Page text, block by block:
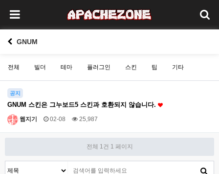
GNUM
전체 빌더 테마 플러그인 스킨 팁 기타
공지
GNUM 스킨은 그누보드5 스킨과 호환되지 않습니다.
웹지기 02-08 25,987
전체 1건 1 페이지